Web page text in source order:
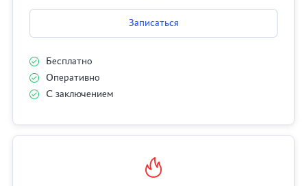
Записаться
Бесплатно
Оперативно
С заключением